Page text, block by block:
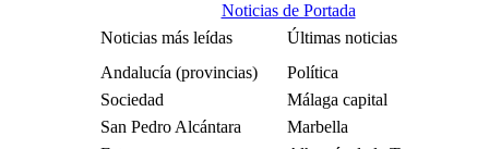
Noticias de Portada
Noticias más leídas
Últimas noticias
Andalucía (provincias)
Política
Sociedad
Málaga capital
San Pedro Alcántara
Marbella